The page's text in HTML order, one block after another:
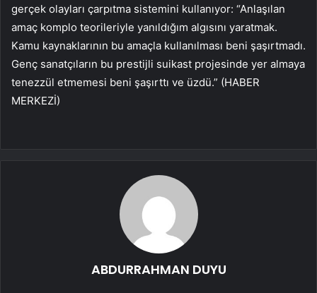
gerçek olayları çarpıtma sistemini kullanıyor: “Anlaşılan
amaç komplo teorileriyle yanıldığım algısını yaratmak.
Kamu kaynaklarının bu amaçla kullanılması beni şaşırtmadı.
Genç sanatçıların bu prestijli suikast projesinde yer almaya
tenezzül etmemesi beni şaşırttı ve üzdü.” (HABER
MERKEZİ)
ABDURRAHMAN DUYU